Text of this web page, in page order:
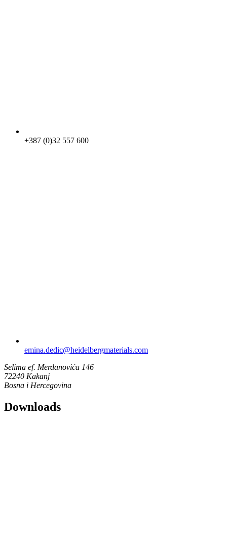
+387 (0)32 557 600
emina.dedic​@heidelbergmaterials.com
Selima ef. Merdanovića 146
72240 Kakanj
Bosna i Hercegovina
Downloads